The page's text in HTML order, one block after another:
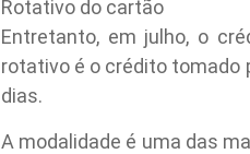
Rotativo do cartão
Entretanto, em julho, o
rotativo é o crédito tomado
dias.
A modalidade é uma das